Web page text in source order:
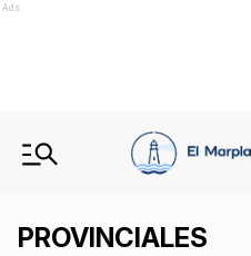
Ads
PROVINCIALES